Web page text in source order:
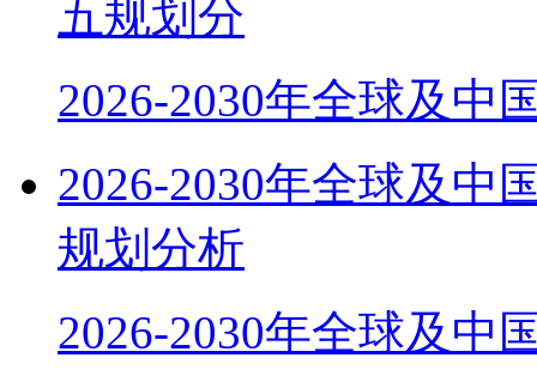
五规划分
2026-2030年全球及中
2026-2030年全球及中
规划分析
2026-2030年全球及中